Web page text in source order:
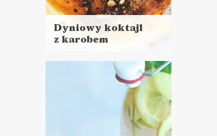
Dyniowy koktajl
z karobem
więcej
Czas przygotowania: